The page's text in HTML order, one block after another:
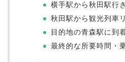
横手駅から秋田駅行
秋田駅から観光列車
目的地の青森駅に到
最終的な所要時間・